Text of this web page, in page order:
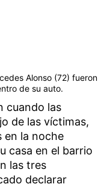
Alonso (72) fueron
de su auto.
cuando las
de las víctimas,
en la noche
casa en el barrio
las tres
declarar